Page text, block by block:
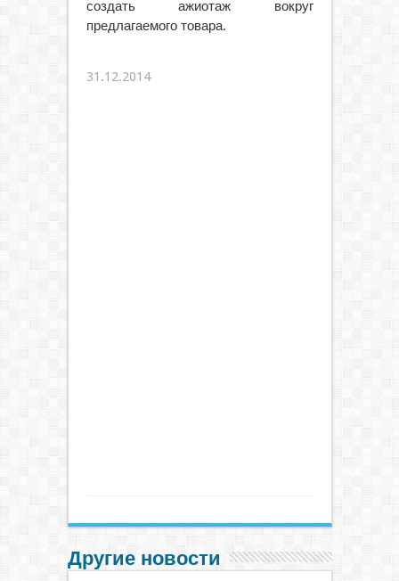
создать ажиотаж вокруг
предлагаемого товара.
31.12.2014
Другие новости